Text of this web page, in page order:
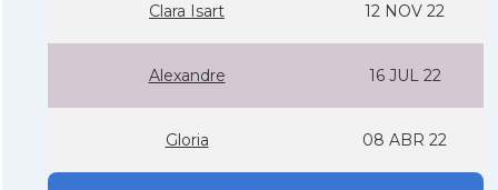
Clara Isart 12 NOV 22
Alexandre 16 JUL 22
Gloria 08 ABR 22